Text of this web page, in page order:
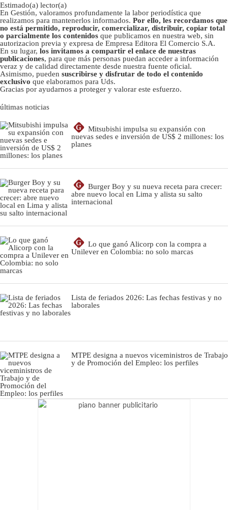
Estimado(a) lector(a)
En Gestión, valoramos profundamente la labor periodística que
realizamos para mantenerlos informados. Por ello, les recordamos que
no está permitido, reproducir, comercializar, distribuir, copiar total
o parcialmente los contenidos que publicamos en nuestra web, sin
autorizacion previa y expresa de Empresa Editora El Comercio S.A.
En su lugar, los invitamos a compartir el enlace de nuestras
publicaciones, para que más personas puedan acceder a información
veraz y de calidad directamente desde nuestra fuente oficial.
Asimismo, pueden suscribirse y disfrutar de todo el contenido
exclusivo que elaboramos para Uds.
Gracias por ayudarnos a proteger y valorar este esfuerzo.
últimas noticias
G
Mitsubishi impulsa su expansión con
nuevas sedes e inversión de US$ 2 millones: los
planes
G
Burger Boy y su nueva receta para crecer:
abre nuevo local en Lima y alista su salto
internacional
G
Lo que ganó Alicorp con la compra a
Unilever en Colombia: no solo marcas
Lista de feriados 2026: Las fechas festivas y no
laborales
MTPE designa a nuevos viceministros de Trabajo
y de Promoción del Empleo: los perfiles